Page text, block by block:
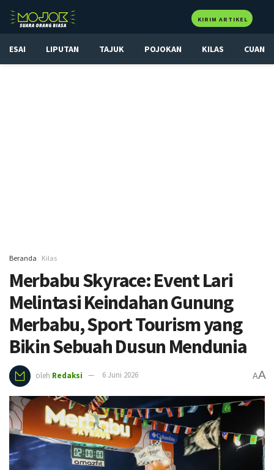
KIRIM ARTIKEL
ESAI LIPUTAN TAJUK POJOKAN KILAS CUAN
Beranda Kilas
Merbabu Skyrace: Event Lari
Melintasi Keindahan Gunung
Merbabu, Sport Tourism yang
Bikin Sebuah Dusun Mendunia
oleh Redaksi 6 Juni 2026 AA